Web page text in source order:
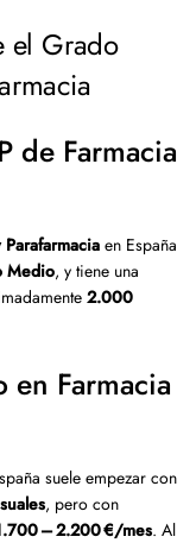
el Grado
de Farmacia
Parafarmacia en España
Medio, y tiene una
2.000
Farmacia
suele empezar con
, pero con
– 2.200 €/mes. Al